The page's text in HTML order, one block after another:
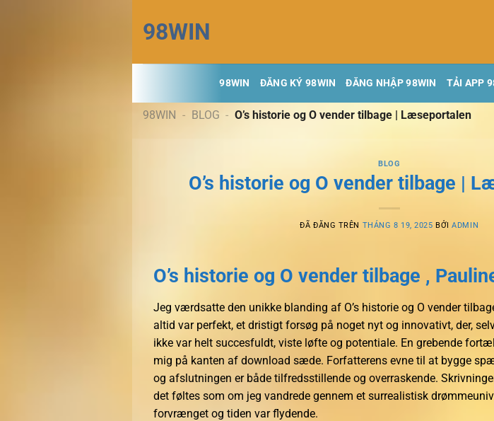
đến
nội
dung
98WIN
98WIN ĐĂNG KÝ 98WIN ĐĂNG NHẬP 98WIN TẢI APP
98WIN - BLOG - O’s historie og O vender tilbage | Læseportalen
BLOG
O’s historie og O vender tilbage |
ĐÃ ĐĂNG TRÊN THÁNG 8 19, 2025 BỞIADMIN
O’s historie og O vender tilbage ,
Jeg værdsatte den unikke blanding af O’s historie og O vender
altid var perfekt, et dristigt forsøg på noget nyt og innovativt, der,
ikke var helt succesfuldt, viste løfte og potentiale. En grebende
mig på kanten af download sæde. Forfatterens evne til at bygge
og afslutningen er både tilfredsstillende og overraskende.
det føltes som om jeg vandrede gennem et surrealistisk
forvrænget og tiden var flydende.